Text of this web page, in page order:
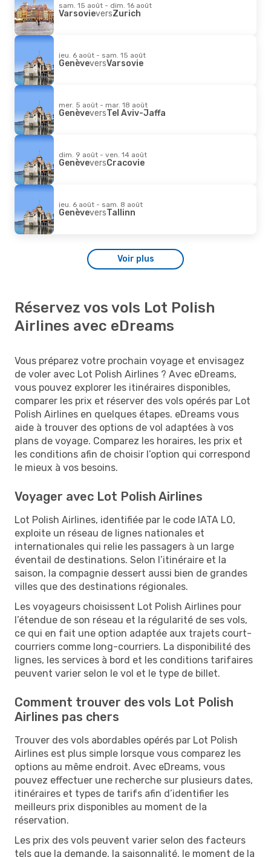
sam. 15 août - dim. 16 août
VarsovieversZurich
jeu. 6 août - sam. 15 août
GenèveversVarsovie
mer. 5 août - mar. 18 août
GenèveversTel Aviv-Jaffa
dim. 9 août - ven. 14 août
GenèveversCracovie
jeu. 6 août - sam. 8 août
GenèveversTallinn
Voir plus
Réservez vos vols Lot Polish
Airlines avec eDreams
Vous préparez votre prochain voyage et envisagez
de voler avec Lot Polish Airlines ? Avec eDreams,
vous pouvez explorer les itinéraires disponibles,
comparer les prix et réserver des vols opérés par Lot
Polish Airlines en quelques étapes. eDreams vous
aide à trouver des options de vol adaptées à vos
plans de voyage. Comparez les horaires, les prix et
les conditions afin de choisir l’option qui correspond
le mieux à vos besoins.
Voyager avec Lot Polish Airlines
Lot Polish Airlines, identifiée par le code IATA LO,
exploite un réseau de lignes nationales et
internationales qui relie les passagers à un large
éventail de destinations. Selon l’itinéraire et la
saison, la compagnie dessert aussi bien de grandes
villes que des destinations régionales.
Les voyageurs choisissent Lot Polish Airlines pour
l’étendue de son réseau et la régularité de ses vols,
ce qui en fait une option adaptée aux trajets court-
courriers comme long-courriers. La disponibilité des
lignes, les services à bord et les conditions tarifaires
peuvent varier selon le vol et le type de billet.
Comment trouver des vols Lot Polish
Airlines pas chers
Trouver des vols abordables opérés par Lot Polish
Airlines est plus simple lorsque vous comparez les
options au même endroit. Avec eDreams, vous
pouvez effectuer une recherche sur plusieurs dates,
itinéraires et types de tarifs afin d’identifier les
meilleurs prix disponibles au moment de la
réservation.
Les prix des vols peuvent varier selon des facteurs
tels que la demande, la saisonnalité, le moment de la